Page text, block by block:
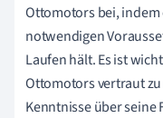
Ottomotors bei,
notwendigen
Laufen hält. Es ist
Ottomotors vertraut
Kenntnisse über seine